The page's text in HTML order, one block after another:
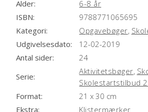
Alder:
6-8 år
ISBN:
9788771065695
Kategori:
Opgavebøger,
Udgivelsesdato:
12-02-2019
Antal sider:
24
Serie:
Aktivitetsbøger,
Skolestartstilbud
Format:
21 x 30 cm
Ekstra:
Klistermærker